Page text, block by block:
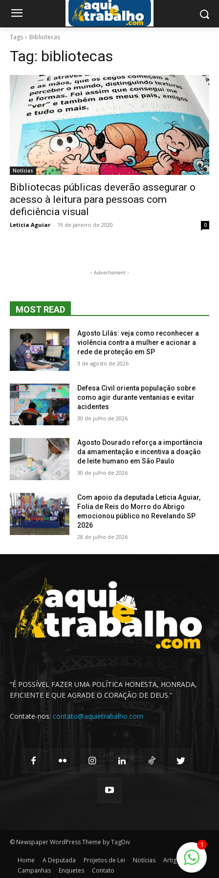
Tags Bibliotecas
Tag: bibliotecas
Notícias
Bibliotecas públicas deverão assegurar o
acesso à leitura para pessoas com
deficiência visual
Leticia Aguiar - 19 de janeiro de 2020 0
- Advertisment -
MOST READ
Agosto Lilás: veja como reconhecer a
violência contra a mulher e acionar a
rede de proteção em SP
3 de agosto de 2026
Defesa Civil orienta população sobre
como agir durante ventanias e evitar
acidentes
30 de julho de 2026
Agosto Dourado reforça a importância
da amamentação e incentiva a doação
de leite humano em São Paulo
30 de julho de 2026
Com apoio da deputada Leticia Aguiar,
Folia de Reis do Morro do Abrigo
emocionou público no Revelando SP
2026
28 de julho de 2026
“É POSSÍVEL FAZER UMA POLÍTICA HONESTA, HONRADA,
EFICIENTE E QUE AGRADE O CORAÇÃO DE DEUS.”
Contate-nos: contato@aquietrabalho.com
© Newspaper WordPress Theme by TagDiv
Home A Deputada Projetos de Lei Notícias
Artigos
Campanhas
Enquetes Contato
1